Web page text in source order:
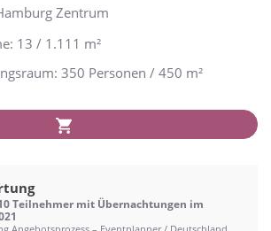
Zentrum
13 / 1.111 m²
350 Personen / 450 m²
Teilnehmer mit Übernachtungen im